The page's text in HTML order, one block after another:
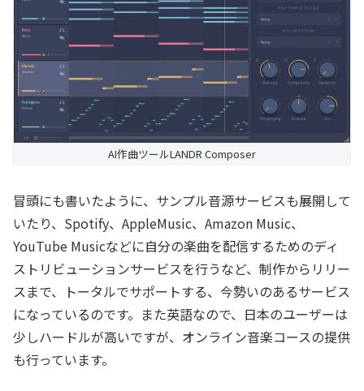
AI作曲ツールLANDR Composer
冒頭にも書いたように、サンプル音源サービスも展開して
いたり、Spotify、AppleMusic、Amazon Music、
YouTube Musicなどに自分の楽曲を配信するためのディ
ストリビューションサービスを行うなど、制作からリリー
スまで、トータルでサポートする、今勢いのあるサービス
になっているのです。また英語なので、日本のユーザーは
少しハードルが高いですが、オンライン音楽コースの提供
も行っています。